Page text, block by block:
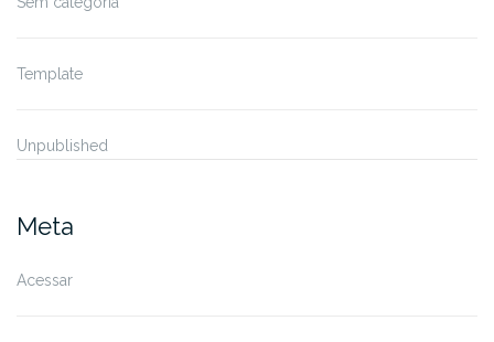
Template
Unpublished
Meta
Acessar